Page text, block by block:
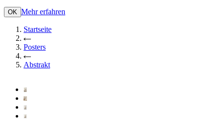
OK Mehr erfahren
Startseite
Posters
Abstrakt